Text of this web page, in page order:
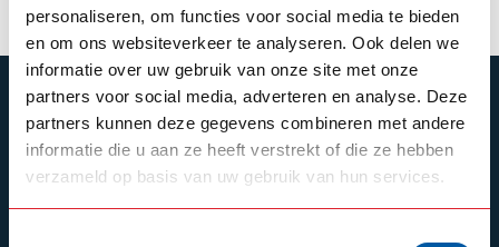
personaliseren, om functies voor social media te bieden
en om ons websiteverkeer te analyseren. Ook delen we
informatie over uw gebruik van onze site met onze
partners voor social media, adverteren en analyse. Deze
partners kunnen deze gegevens combineren met andere
informatie die u aan ze heeft verstrekt of die ze hebben
verzameld op basis van uw gebruik van hun services.
SUBSCRIBE TO OUR NEWSLETTER
Stay up to date with our latest offers